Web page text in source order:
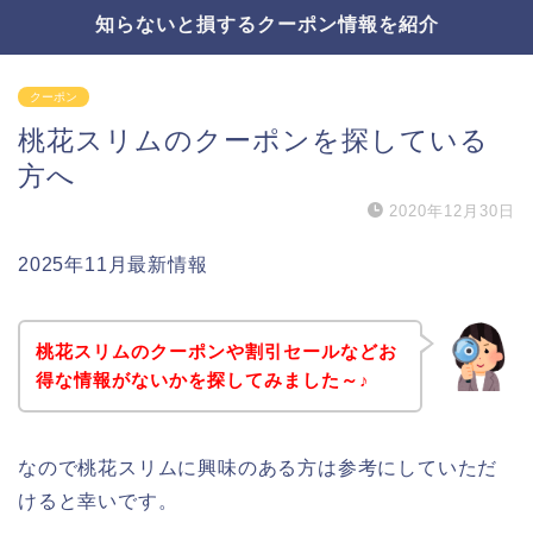
知らないと損するクーポン情報を紹介
クーポン
桃花スリムのクーポンを探している
方へ
2020年12月30日
2025年11月最新情報
桃花スリムのクーポンや割引セールなどお
得な情報がないかを探してみました～♪
なので桃花スリムに興味のある方は参考にしていただ
けると幸いです。